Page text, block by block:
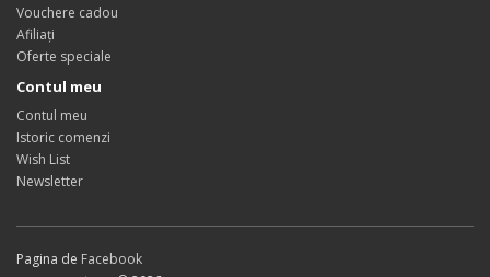
Vouchere cadou
Afiliaţi
Oferte speciale
Contul meu
Contul meu
Istoric comenzi
Wish List
Newsletter
Pagina de Facebook